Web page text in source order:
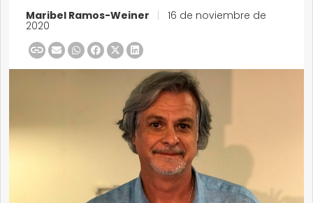
Maribel Ramos-Weiner 16 de noviembre de
2020